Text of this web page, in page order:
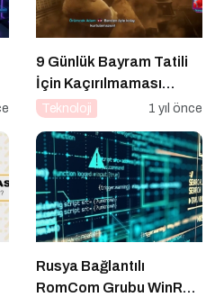
9 Günlük Bayram Tatili
İçin Kaçırılmaması
Gereken 8 Oyun
Teknoloji 1 yıl önce
Rusya Bağlantılı
RomCom Grubu WinRAR